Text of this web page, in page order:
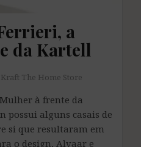
a
da Kartell
Kraft The Home Store
à frente da
possui alguns casais de
si que resultaram em
o design, Alvaar e